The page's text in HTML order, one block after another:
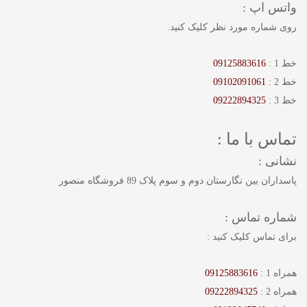
واتس اپ :
روی شماره مورد نظر کلیک کنید.
خط 1 :
09125883616
خط 2 :
09102091061
خط 3 :
09222894325
تماس با ما :
نشانی :
پاسداران بین نگارستان دوم و سوم پلاک 89 فروشگاه منصور
شماره تماس :
برای تماس کلیک کنید :
همراه 1 :
09125883616
همراه 2 :
09222894325